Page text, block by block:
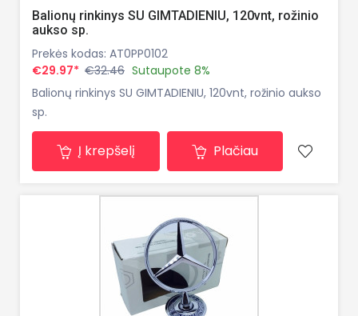
Balionų rinkinys SU GIMTADIENIU, 120vnt, rožinio
aukso sp.
Prekės kodas: AT0PP0102
€29.97* €32.46 Sutaupote 8%
Balionų rinkinys SU GIMTADIENIU, 120vnt, rožinio aukso
sp.
Į krepšelį Plačiau